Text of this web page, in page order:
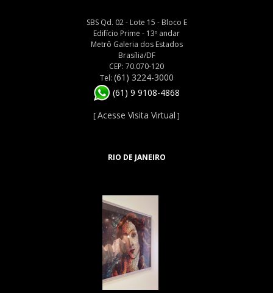
SBS Qd. 02 - Lote 15 - Bloco E
Edifício Prime - 13º andar
Metrô Galeria dos Estados
Brasília/DF
CEP: 70.070-120
Tel: (61) 3224-3000
(61) 9 9108-4868
[Acesse Visita Virtual ]
RIO DE JANEIRO